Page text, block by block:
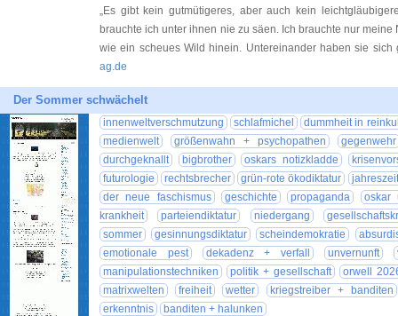
„Es gibt kein gutmütigeres, aber auch kein
brauchte ich unter ihnen nie zu säen. Ich brauchte nur
wie ein scheues Wild hinein. Untereinander haben sie
ag.de
Der Sommer schwächelt
innenweltverschmutzung schlafmichel
dummheit in
medienwelt
größenwahn + psychopathen
gegenwehr
durchgeknallt
bigbrother oskars notizkladde
futurologie
rechtsbrecher grün-rote ökodiktatur
der neue faschismus
geschichte propaganda
oskar
krankheit
parteiendiktatur niedergang
sommer
gesinnungsdiktatur scheindemokratie
emotionale pest
dekadenz + verfall unvernunft
manipulationstechniken
politik + gesellschaft
orwell
matrixwelten
freiheit wetter
kriegstreiber + banditen
erkenntnis
banditen + halunken